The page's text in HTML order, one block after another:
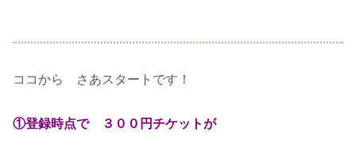
ココから さあスタートです！
①登録時点で ３００円チケットが